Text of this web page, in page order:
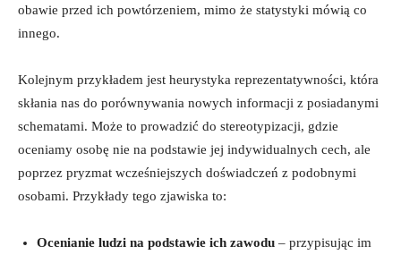
obawie przed ich powtórzeniem, mimo że statystyki mówią co
innego.
Kolejnym przykładem jest heurystyka reprezentatywności, która
skłania nas do porównywania nowych informacji z posiadanymi
schematami. Może to prowadzić do stereotypizacji, gdzie
oceniamy osobę nie na podstawie jej indywidualnych cech, ale
poprzez pryzmat wcześniejszych doświadczeń z podobnymi
osobami. Przykłady tego zjawiska to:
Ocenianie ludzi na podstawie ich zawodu – przypisując im